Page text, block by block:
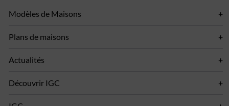
Modèles de Maisons
Plans de maisons
Actualités
Découvrir IGC